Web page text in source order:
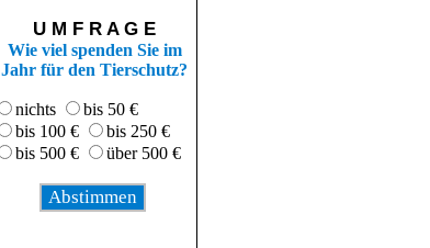
U M F R A G E
Wie viel spenden Sie im
Jahr für den Tierschutz?
nichts
bis 50 €
bis 100 €
bis 250 €
bis 500 €
über 500 €